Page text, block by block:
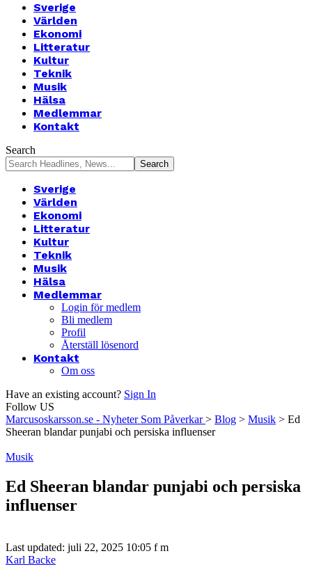
Sverige
Världen
Ekonomi
Litteratur
Kultur
Teknik
Musik
Hälsa
Medlemmar
Kontakt
Search
Sverige
Världen
Ekonomi
Litteratur
Kultur
Teknik
Musik
Hälsa
Medlemmar
Login för medlem
Bli medlem
Profil
Återställ lösenord
Kontakt
Om oss
Have an existing account? Sign In
Follow US
Marcusoskarsson.se - Nyheter Som Påverkar> Blog > Musik > Ed
Sheeran blandar punjabi och persiska influenser
Musik
Ed Sheeran blandar punjabi och persiska
influenser
Last updated: juli 22, 2025 10:05 f m
Karl Backe